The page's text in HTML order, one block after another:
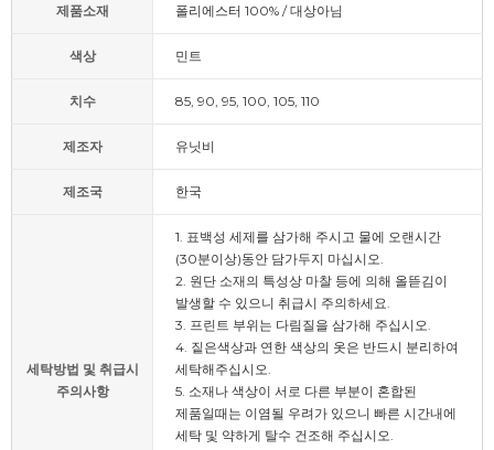
제품소재 폴리에스터 100% / 대상아님
색상 민트
치수 85, 90, 95, 100, 105, 110
제조자 유닛비
제조국 한국
세탁방법 및 취급시
주의사항
1. 표백성 세제를 삼가해 주시고 물에 오랜시간
(30분이상)동안 담가두지 마십시오.
2. 원단 소재의 특성상 마찰 등에 의해 올뜯김이
발생할 수 있으니 취급시 주의하세요.
3. 프린트 부위는 다림질을 삼가해 주십시오.
4. 짙은색상과 연한 색상의 옷은 반드시 분리하여
세탁해주십시오.
5. 소재나 색상이 서로 다른 부분이 혼합된
제품일때는 이염될 우려가 있으니 빠른 시간내에
세탁 및 약하게 탈수 건조해 주십시오.